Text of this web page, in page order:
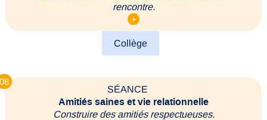
rencontre.
+
Collège
SÉANCE
Amitiés saines et vie relationnelle
Construire des amitiés respectueuses.